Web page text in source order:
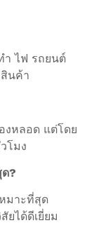
ไฟ รถยนต์
นค้า
งหลอด แต่โดย
โมง
?
มาะที่สุด
ยได้ดีเยี่ยม